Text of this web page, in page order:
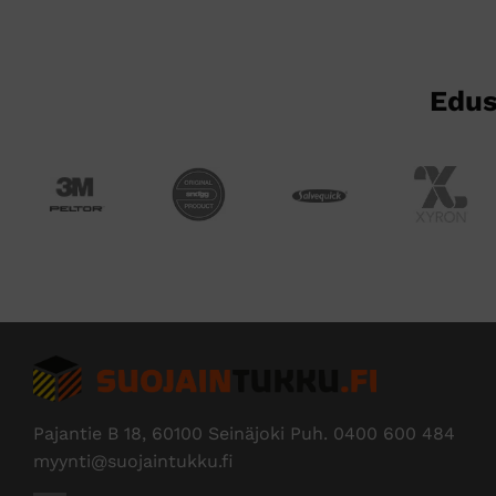
Pajantie B 18, 60100 Seinäjoki Puh. 0400 600 484
myynti@suojaintukku.fi